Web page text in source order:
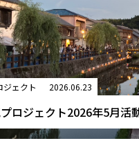
ジェクト 2026.06.23
ロジェクト2026年5月活